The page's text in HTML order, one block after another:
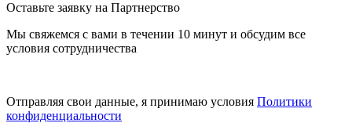
Оставьте заявку на Партнерство
Мы свяжемся с вами в течении 10 минут и обсудим все
условия сотрудничества
Отправляя свои данные, я принимаю условия Политики
конфиденциальности